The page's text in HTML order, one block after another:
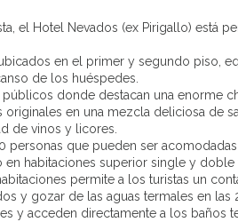
el Hotel Nevados (ex Pirigallo) está
en el primer y segundo piso,
de los huéspedes.
donde destacan una enorme
en una mezcla deliciosa de
de vinos y licores.
personas que pueden ser
habitaciones superior single y doble
permite a los turistas un
y gozar de las aguas termales en las
y acceden directamente a los baños